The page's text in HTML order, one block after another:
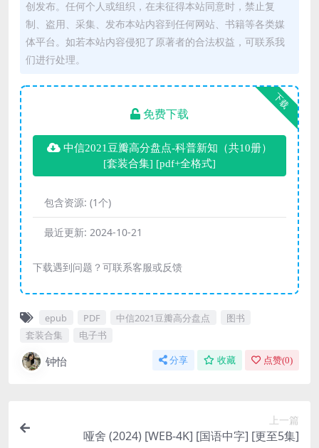
创发布。任何个人或组织，在未征得本站同意时，禁止复
制、盗用、采集、发布本站内容到任何网站、书籍等各类媒
体平台。如若本站内容侵犯了原著者的合法权益，可联系我
们进行处理。
下载
免费下载
中信2021豆瓣高分盘点-科普新知（共10册）
[ 套装合集] [pdf+全格式]
包含资源: (1个)
最近更新: 2024-10-21
下载遇到问题？可联系客服或反馈
epub PDF 中信2021豆瓣高分盘点
图书
套装合集
电子书
钟怡 分享 收藏 点赞(0)
上一篇
哑舍 (2024) [WEB-4K] [国语中字] [更至5集]